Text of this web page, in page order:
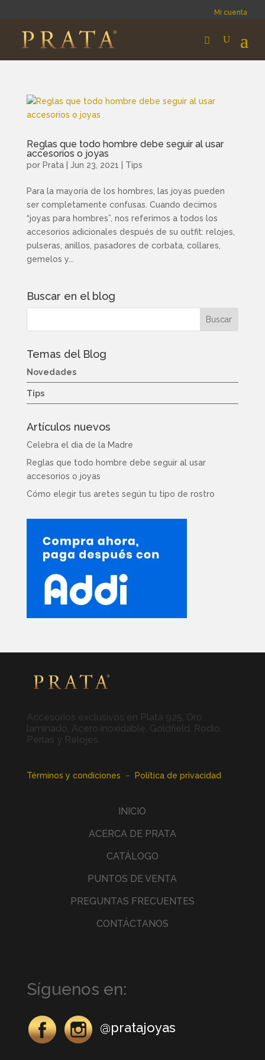
Mi cuenta
Reglas que todo hombre debe seguir al usar
accesorios o joyas
por Prata| Jun 23, 2021 Tips
Para la mayoría de los hombres, las joyas pueden
ser completamente confusas. Cuando decimos
“joyas para hombres”, nos referimos a todos los
accesorios adicionales después de su outfit: relojes,
pulseras, anillos, pasadores de corbata, collares,
gemelos y...
Buscar en el blog
Temas del Blog
Novedades
Tips
Artículos nuevos
Celebra el dia de la Madre
Reglas que todo hombre debe seguir al usar
accesorios o joyas
Cómo elegir tus aretes según tu tipo de rostro
Accesorios exclusivos en Plata 925, Oro
laminado, Acero inoxidable, Goldfield, Rodio,
Perlas y Relojes.
Términos y condiciones – Política de privacidad
INICIO
ACERCA DE PRATA
CATÁLOGO
PUNTOS DE VENTA
PREGUNTAS FRECUENTES
CONTÁCTANOS
Síguenos en:
@pratajoyas